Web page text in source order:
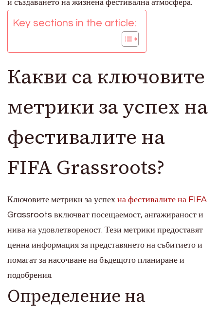
и създаването на жизнена фестивална атмосфера.
Key sections in the article:
Какви са ключовите
метрики за успех на
фестивалите на
FIFA Grassroots?
Ключовите метрики за успех на фестивалите на FIFA
Grassroots включват посещаемост, ангажираност и
нива на удовлетвореност. Тези метрики предоставят
ценна информация за представянето на събитието и
помагат за насочване на бъдещото планиране и
подобрения.
Определение на